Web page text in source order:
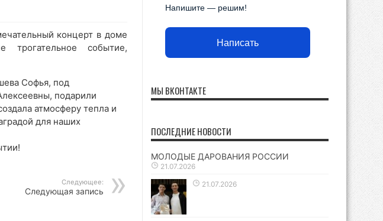
концерт в доме
событие,
Софья, под
подарили
атмосферу тепла и
для наших
Следующее:
Следующая запись
Напишите — решим!
Написать
МЫ ВКОНТАКТЕ
ПОСЛЕДНИЕ НОВОСТИ
МОЛОДЫЕ ДАРОВАНИЯ РОССИИ
21.07.2026
21.07.2026